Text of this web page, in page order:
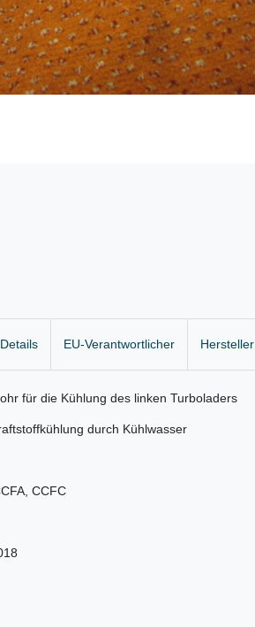
EU-Verantwortlicher Hersteller
für die Kühlung des linken Turboladers
durch Kühlwasser
CCFC